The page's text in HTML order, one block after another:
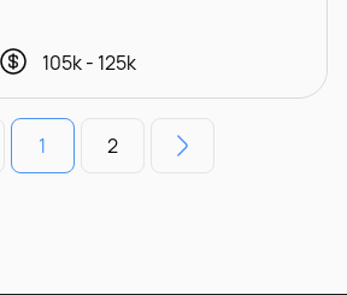
105k - 125k
1 2